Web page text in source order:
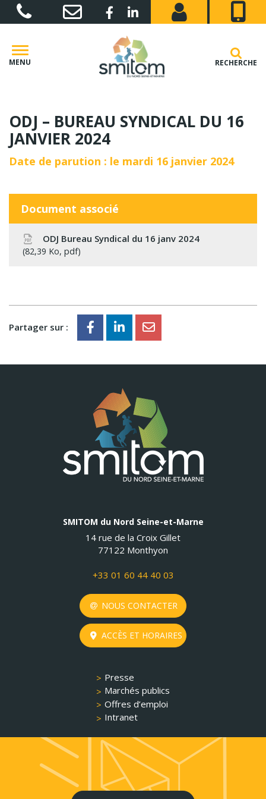
Gestion des traceurs
Lien vers le compte Facebook
Lien vers le compte Linkedin
MENU RECHERCHE
ODJ – BUREAU SYNDICAL DU 16
JANVIER 2024
Date de parution : le mardi 16 janvier 2024
Document associé
ODJ Bureau Syndical du 16 janv 2024
82,39 Ko, pdf
Partager sur :
SMITOM du Nord Seine-et-Marne
14 rue de la Croix Gillet
77122 Monthyon
+33 01 60 44 40 03
NOUS CONTACTER
ACCÈS ET HORAIRES
Presse
Marchés publics
Offres d’emploi
Intranet